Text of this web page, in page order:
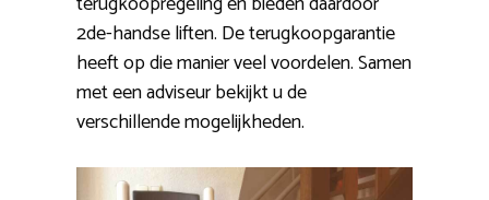
2de-handse liften. De terugkoopgarantie
heeft op die manier veel voordelen. Samen
met een adviseur bekijkt u de
verschillende mogelijkheden.